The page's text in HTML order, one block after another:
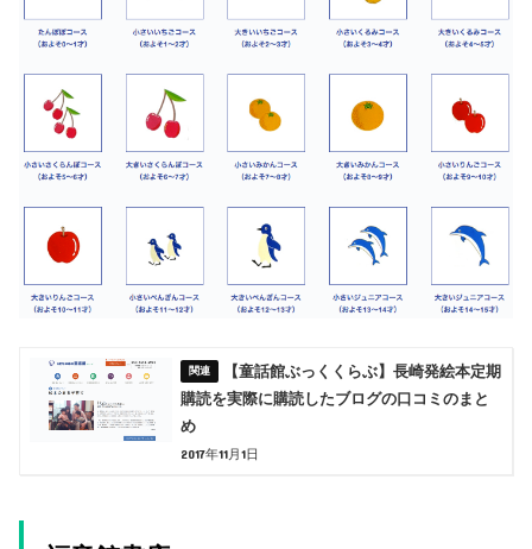
【童話館ぶっくくらぶ】長崎発絵本定期
購読を実際に購読したブログの口コミのまと
め
2017年11月1日